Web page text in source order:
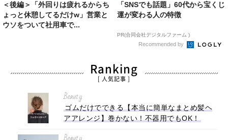
＜後編＞「外回りは疲れるからち
ょっと休憩してるだけw」営業と
ウソをついて社用車で...
「SNSでも話題」60代から宝くじ
運が変わる人の特徴
PR(合同会社デジタルファーム )
Recommended by
Ranking
[ 人気記事 ]
Beauty
ゴムだけでできる【本当に簡単なまとめ髪ヘ
アアレンジ】巻かない！不器用でもOK！